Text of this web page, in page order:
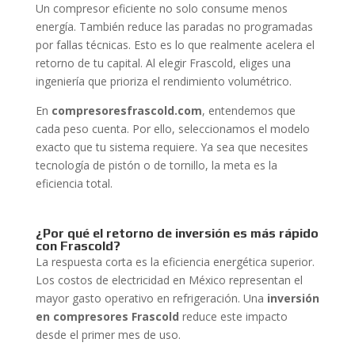
Un compresor eficiente no solo consume menos
energía. También reduce las paradas no programadas
por fallas técnicas. Esto es lo que realmente acelera el
retorno de tu capital. Al elegir Frascold, eliges una
ingeniería que prioriza el rendimiento volumétrico.
En compresoresfrascold.com, entendemos que
cada peso cuenta. Por ello, seleccionamos el modelo
exacto que tu sistema requiere. Ya sea que necesites
tecnología de pistón o de tornillo, la meta es la
eficiencia total.
¿Por qué el retorno de inversión es más rápido
con Frascold?
La respuesta corta es la eficiencia energética superior.
Los costos de electricidad en México representan el
mayor gasto operativo en refrigeración. Una inversión
en compresores Frascold reduce este impacto
desde el primer mes de uso.